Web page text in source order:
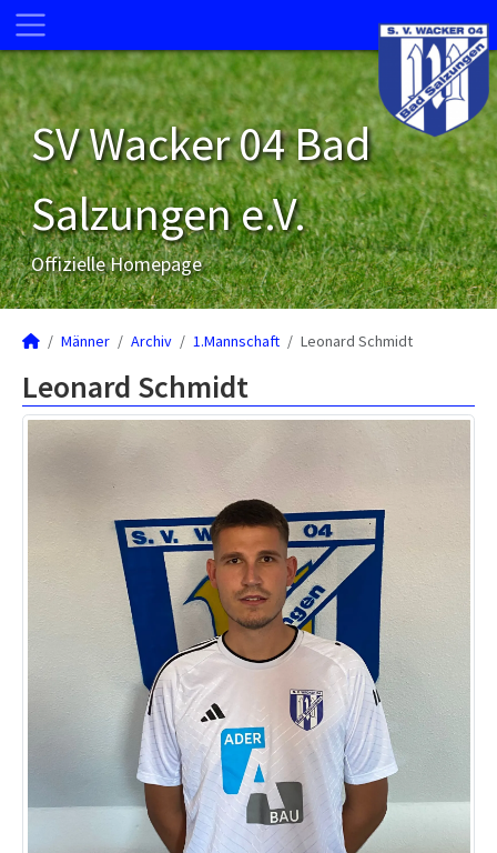
SV Wacker 04 Bad
Salzungen e.V.
Offizielle Homepage
Männer Archiv 1.Mannschaft Leonard Schmidt
Leonard Schmidt